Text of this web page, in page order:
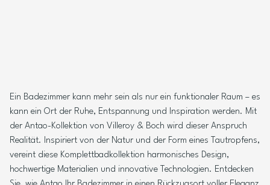
Ein Badezimmer kann mehr sein als nur ein funktionaler Raum – es
kann ein Ort der Ruhe, Entspannung und Inspiration werden. Mit
der Antao-Kollektion von Villeroy & Boch wird dieser Anspruch
Realität. Inspiriert von der Natur und der Form eines Tautropfens,
vereint diese Komplettbadkollektion harmonisches Design,
hochwertige Materialien und innovative Technologien. Entdecken